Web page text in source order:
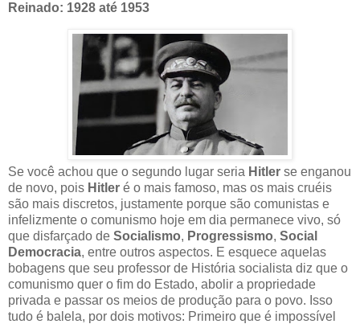
Reinado: 1928 até 1953
Se você achou que o segundo lugar seria Hitler se enganou
de novo, pois Hitler é o mais famoso, mas os mais cruéis
são mais discretos, justamente porque são comunistas e
infelizmente o comunismo hoje em dia permanece vivo, só
que disfarçado de Socialismo, Progressismo, Social
Democracia, entre outros aspectos. E esquece aquelas
bobagens que seu professor de História socialista diz que o
comunismo quer o fim do Estado, abolir a propriedade
privada e passar os meios de produção para o povo. Isso
tudo é balela, por dois motivos: Primeiro que é impossível